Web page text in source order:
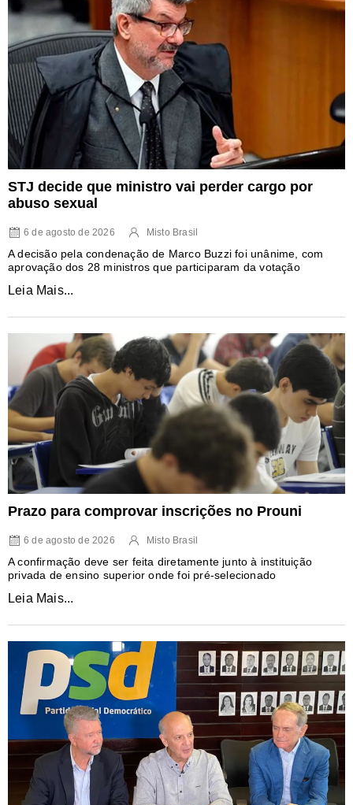
STJ decide que ministro vai perder cargo por
abuso sexual
6 de agosto de 2026 Misto Brasil
A decisão pela condenação de Marco Buzzi foi unânime, com
aprovação dos 28 ministros que participaram da votação
Leia Mais...
Prazo para comprovar inscrições no Prouni
6 de agosto de 2026 Misto Brasil
A confirmação deve ser feita diretamente junto à instituição
privada de ensino superior onde foi pré-selecionado
Leia Mais...